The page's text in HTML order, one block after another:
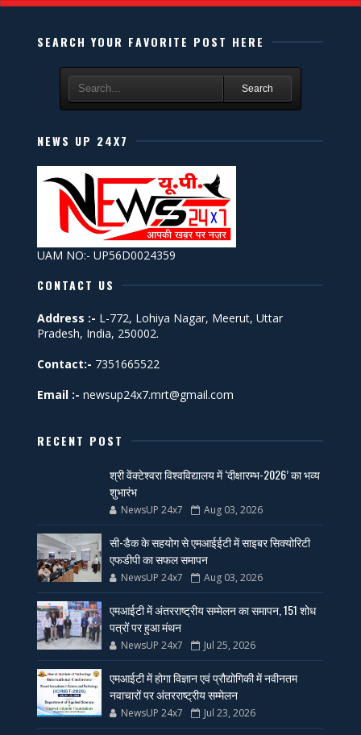
SEARCH YOUR FAVORITE POST HERE
Search
NEWS UP 24X7
UAM NO:- UP56D0024359
CONTACT US
Address :- L-772, Lohiya Nagar, Meerut, Uttar
Pradesh, India, 250002.
Contact:- 7351665522
Email :- newsup24x7.mrt@gmail.com
RECENT POST
श्री वेंक्टेश्वरा विश्वविद्यालय में ‘दीक्षारम्भ-2026’ का भव्य
शुभारंभ
NewsUP 24x7 Aug 03, 2026
सी-डैक के सहयोग से एमआईईटी में साइबर सिक्योरिटी
एफडीपी का सफल समापन
NewsUP 24x7 Aug 03, 2026
एमआईटी में अंतरराष्ट्रीय सम्मेलन का समापन, 151 शोध
पत्रों पर हुआ मंथन
NewsUP 24x7 Jul 25, 2026
एमआईटी में होगा विज्ञान एवं प्रौद्योगिकी में नवीनतम
नवाचारों पर अंतरराष्ट्रीय सम्मेलन
NewsUP 24x7 Jul 23, 2026